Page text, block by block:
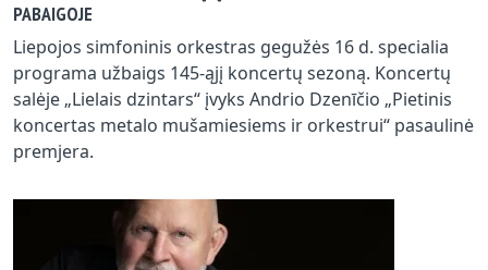
PABAIGOJE
Liepojos simfoninis orkestras gegužės 16 d. specialia
programa užbaigs 145-ąjį koncertų sezoną. Koncertų
salėje „Lielais dzintars“ įvyks Andrio Dzenīčio „Pietinis
koncertas metalo mušamiesiems ir orkestrui“ pasaulinė
premjera.